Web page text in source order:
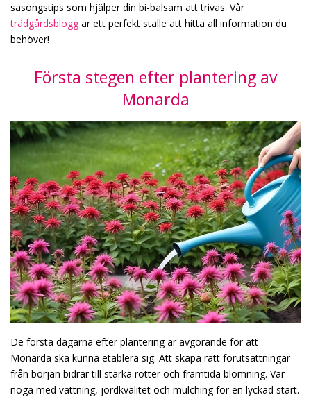
säsongstips som hjälper din bi-balsam att trivas. Vår
trädgårdsblogg är ett perfekt ställe att hitta all information du
behöver!
Första stegen efter plantering av
Monarda
De första dagarna efter plantering är avgörande för att
Monarda ska kunna etablera sig. Att skapa rätt förutsättningar
från början bidrar till starka rötter och framtida blomning. Var
noga med vattning, jordkvalitet och mulching för en lyckad start.